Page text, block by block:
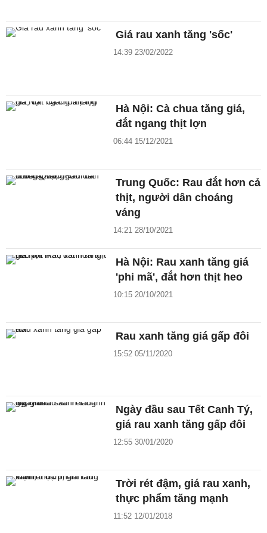
Giá rau xanh tăng 'sốc'
14:39 23/02/2022
Hà Nội: Cà chua tăng giá,
đắt ngang thịt lợn
06:44 15/12/2021
Trung Quốc: Rau đắt hơn cả
thịt, người dân choáng
váng
14:21 28/10/2021
Hà Nội: Rau xanh tăng giá
'phi mã', đắt hơn thịt heo
10:15 20/10/2021
Rau xanh tăng giá gấp đôi
15:52 05/11/2020
Ngày đầu sau Tết Canh Tý,
giá rau xanh tăng gấp đôi
12:55 30/01/2020
Trời rét đậm, giá rau xanh,
thực phẩm tăng mạnh
11:52 12/01/2018